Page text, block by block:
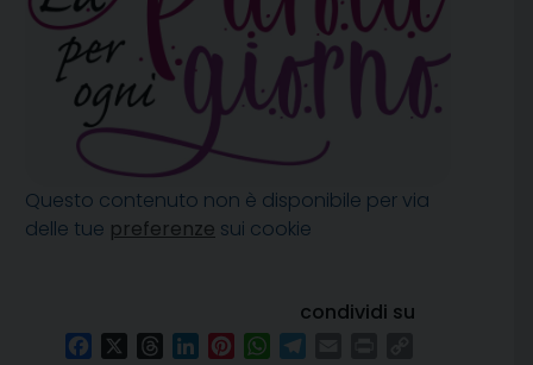
Questo contenuto non è disponibile per via
delle tue preferenze sui cookie
condividi su
FacebookThreadsLinkedInPinterestWhatsApp